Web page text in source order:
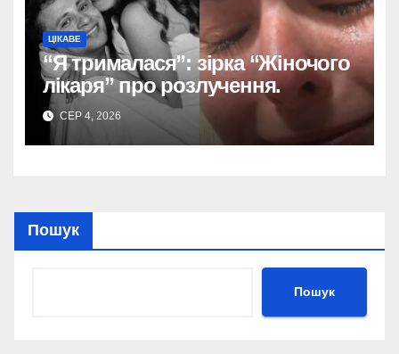
ЦІКАВЕ
“Я трималася”: зірка “Жіночого
лікаря” про розлучення.
СЕР 4, 2026
Пошук
Пошук